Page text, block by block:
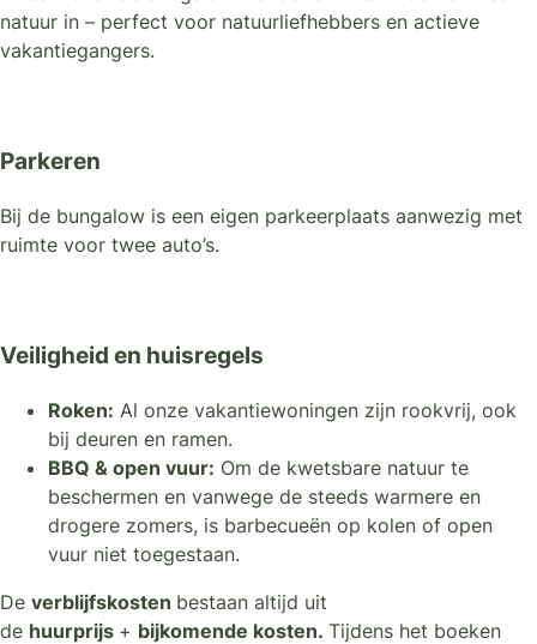
natuur in – perfect voor natuurliefhebbers en actieve
vakantiegangers.
Parkeren
Bij de bungalow is een eigen parkeerplaats aanwezig met
ruimte voor twee auto’s.
Veiligheid en huisregels
Roken: Al onze vakantiewoningen zijn rookvrij, ook
bij deuren en ramen.
BBQ & open vuur: Om de kwetsbare natuur te
beschermen en vanwege de steeds warmere en
drogere zomers, is barbecueën op kolen of open
vuur niet toegestaan.
De verblijfskosten bestaan altijd uit
de huurprijs + bijkomende kosten. Tijdens het boeken